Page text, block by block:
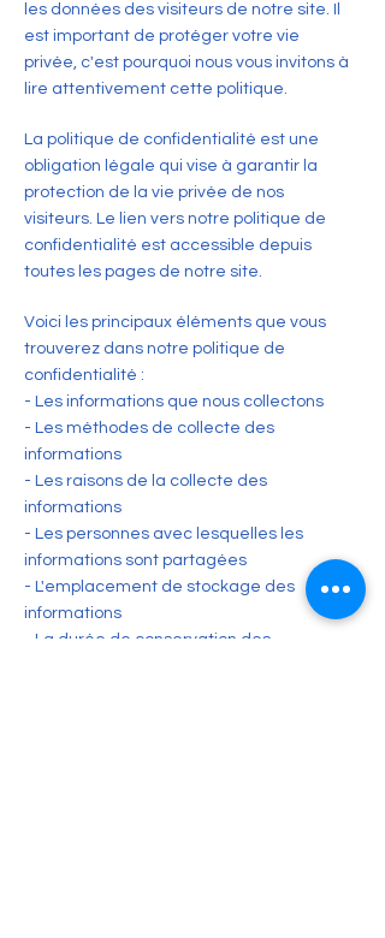
les données des visiteurs de notre site. Il
est important de protéger votre vie
privée, c'est pourquoi nous vous invitons à
lire attentivement cette politique.
La politique de confidentialité est une
obligation légale qui vise à garantir la
protection de la vie privée de nos
visiteurs. Le lien vers notre politique de
confidentialité est accessible depuis
toutes les pages de notre site.
Voici les principaux éléments que vous
trouverez dans notre politique de
confidentialité :
- Les informations que nous collectons
- Les méthodes de collecte des
informations
- Les raisons de la collecte des
informations
- Les personnes avec lesquelles les
informations sont partagées
- L'emplacement de stockage des
informations
- La durée de conservation des